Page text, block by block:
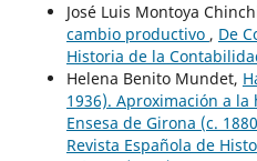
José Luis Montoya
cambio productivo , De
Historia de la
Helena Benito Mundet,
1936). Aproximación a
Ensesa de Girona (c.
Revista Española de